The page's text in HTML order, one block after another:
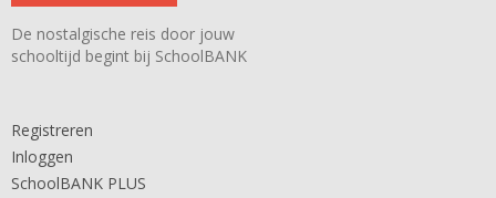
De nostalgische reis door jouw
schooltijd begint bij SchoolBANK
Registreren
Inloggen
SchoolBANK PLUS